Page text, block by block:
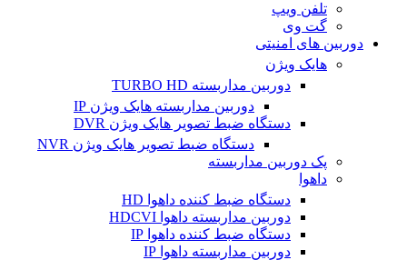
تلفن ویپ
گت وی
دوربین های امنیتی
هایک ویژن
دوربین مداربسته TURBO HD
دوربین مداربسته هایک ویژن IP
دستگاه ضبط تصویر هایک ویژن DVR
دستگاه ضبط تصویر هایک ویژن NVR
پک دوربین مداربسته
داهوا
دستگاه ضبط کننده داهوا HD
دوربین مداربسته داهوا HDCVI
دستگاه ضبط کننده داهوا IP
دوربین مداربسته داهوا IP